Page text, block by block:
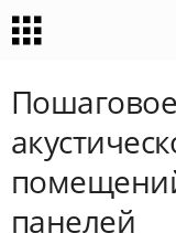
панелей